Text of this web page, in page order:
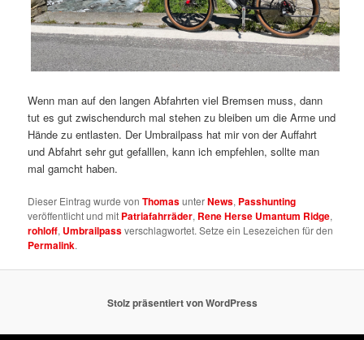
Wenn man auf den langen Abfahrten viel Bremsen muss, dann
tut es gut zwischendurch mal stehen zu bleiben um die Arme und
Hände zu entlasten. Der Umbrailpass hat mir von der Auffahrt
und Abfahrt sehr gut gefalllen, kann ich empfehlen, sollte man
mal gamcht haben.
Dieser Eintrag wurde vonThomasunterNews, Passhunting
veröffentlicht und mit Patriafahrräder, Rene Herse Umantum Ridge,
rohloff, Umbrailpassverschlagwortet. Setze ein Lesezeichen für den
Permalink.
Stolz präsentiert von WordPress